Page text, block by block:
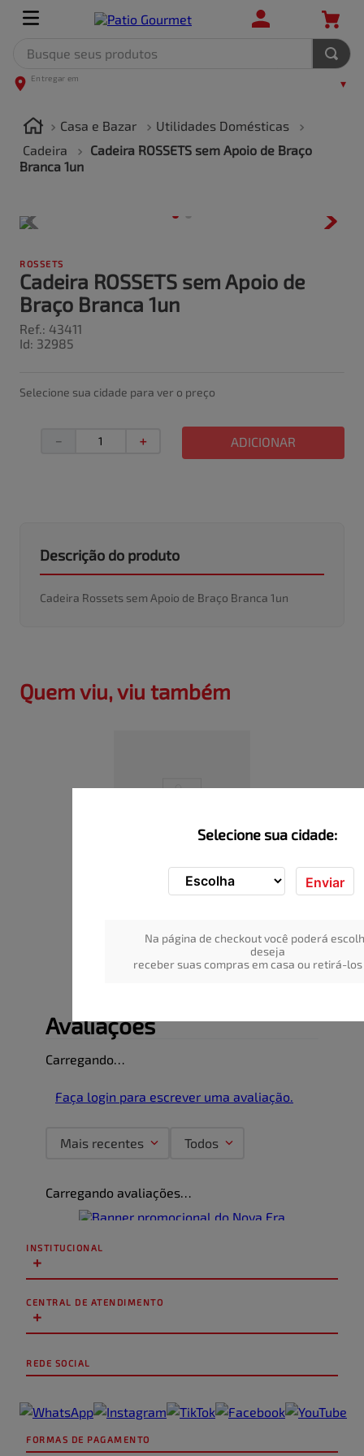
Selecione sua cidade:
Enviar
Na página de checkout você poderá
deseja
receber suas compras em casa ou retirá-
Casa e Bazar
Utilidades Domésticas
Cadeira
Cadeira ROSSETS sem Apoio de Braço
Branca 1un
ROSSETS
Cadeira ROSSETS sem Apoio de
Braço Branca 1un
Ref. : 43411
Id: 32985
Selecione sua cidade para ver o preço
＋
－ ADICIONAR
Descrição do produto
Cadeira Rossets sem Apoio de Braço Branca 1un
Quem viu, viu também
Cadeira ROSSETS sem
Apoio de Braço Branca 1un
ADICIONAR
Avaliações
Carregando…
Faça login para escrever uma avaliação.
Mais recentes Todos
Carregando avaliações…
INSTITUCIONAL
+
CENTRAL DE ATENDIMENTO
+
REDE SOCIAL
FORMAS DE PAGAMENTO
TERMOS MAIS BUSCADOS
2º
3º
café
5